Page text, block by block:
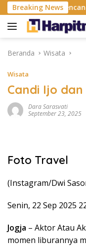
Langsung
ke
konten
Breaking News
RAM Berencana
Beranda Wisata
Wisata
Candi Ijo
Dara Sarasvati
September 23, 2025
Foto Travel
(Instagram/Dwi
Senin, 22 Sep 2025
Jogja – Aktor Atau
momen liburannya